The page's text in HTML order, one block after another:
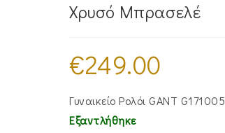
Χρυσό Μπρασελέ
€249.00
Γυναικείο Ρολόι GANT G171005
Εξαντλήθηκε